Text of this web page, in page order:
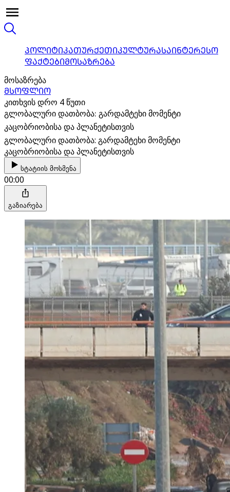
ᲞᲝᲚᲘᲢᲘᲙᲐᲗᲣᲠᲥᲔᲗᲘᲙᲣᲚᲢᲣᲠᲐᲡᲐᲘᲜᲢᲔᲠᲔᲡᲝ
ᲤᲐᲥᲢᲔᲑᲘᲛᲝᲡᲐᲖᲠᲔᲑᲐ
მოსაზრება
ᲛᲡᲝᲤᲚᲘᲝ
კითხვის დრო 4 წუთი
გლობალური დათბობა: გარდამტეხი მომენტი
კაცობრიობისა და პლანეტისთვის
გლობალური დათბობა: გარდამტეხი მომენტი
კაცობრიობისა და პლანეტისთვის
სტატიის მოსმენა
00:00
გაზიარება